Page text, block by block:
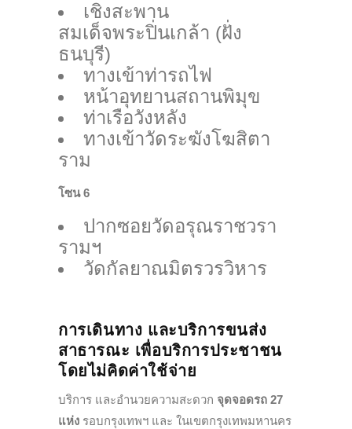
เชิงสะพาน
สมเด็จพระปิ่นเกล้า (ฝั่ง
ธนบุรี)
ทางเข้าท่ารถไฟ
หน้าอุทยานสถานพิมุข
ท่าเรือวังหลัง
ทางเข้าวัดระฆังโฆสิตา
ราม
โซน 6
ปากซอยวัดอรุณราชวรา
รามฯ
วัดกัลยาณมิตรวรวิหาร
การเดินทาง และบริการขนส่ง
สาธารณะ เพื่อบริการประชาชน
โดยไม่คิดค่าใช้จ่าย
บริการ และอำนวยความสะดวก จุดจอดรถ 27
แห่ง รอบกรุงเทพฯ และ ในเขตกรุงเทพมหานคร